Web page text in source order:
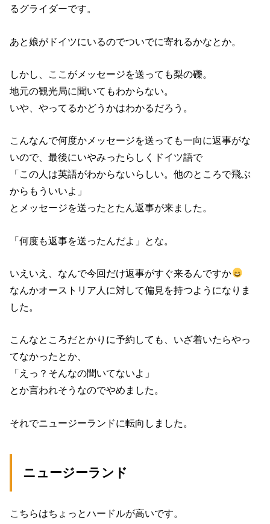
るグライダーです。
あと娘がドイツにいるのでついでに寄れるかなとか。
しかし、ここがメッセージを送っても梨の礫。
地元の観光局に聞いてもわからない。
いや、やってるかどうかはわかるだろう。
こんなんで何度かメッセージを送っても一向に返事がな
いので、最後にいやみったらしくドイツ語で
「この人は英語がわからないらしい。他のところで飛ぶ
からもういいよ」
とメッセージを送ったとたん返事が来ました。
「何度も返事を送ったんだよ」とな。
いえいえ、なんで今回だけ返事がすぐ来るんですか
なんかオーストリア人に対して偏見を持つようになりま
した。
こんなところだとかりに予約しても、いざ着いたらやっ
てなかったとか、
「えっ？そんなの聞いてないよ」
とか言われそうなのでやめました。
それでニュージーランドに転向しました。
ニュージーランド
こちらはちょっとハードルが高いです。